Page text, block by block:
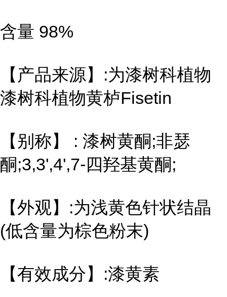
含量 98%
【产品来源】:为漆树科植物
漆树科植物黄栌Fisetin
【别称】 : 漆树黄酮;非瑟
酮;3,3',4',7-四羟基黄酮;
【外观】:为浅黄色针状结晶
(低含量为棕色粉末)
【有效成分】:漆黄素